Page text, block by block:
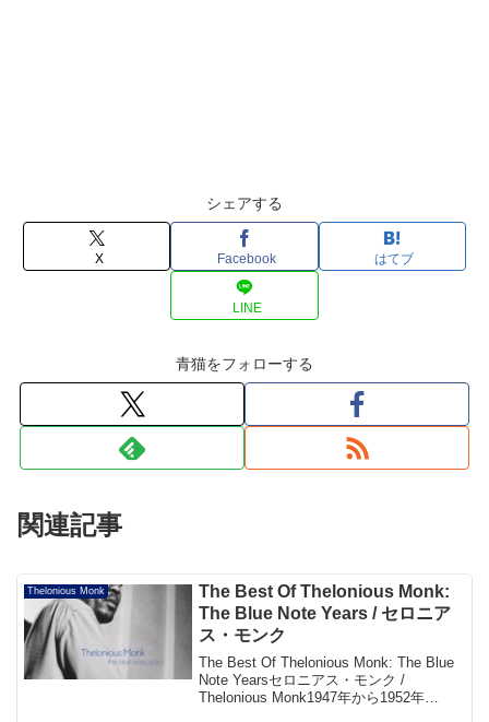
シェアする
X Facebook はてブ
LINE
青猫をフォローする
関連記事
Thelonious Monk
The Best Of Thelonious Monk:
The Blue Note Years / セロニア
ス・モンク
The Best Of Thelonious Monk: The Blue
Note Yearsセロニアス・モンク /
Thelonious Monk1947年から1952年